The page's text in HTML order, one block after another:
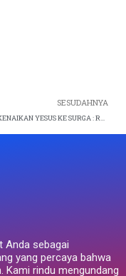
SESUDAHNYA
TUJUAN KENAIKAN YESUS KE SURGA : ROH KUDUS SEBAGAI ELSHADDAI BAGI ORANG PERCAYA – oleh Pdt. J.S. Minandar (Ibadah Kenaikan Tuhan Yesus – Kamis, 14 Mei 2026)
Anda sebagai
yang percaya bahwa
Kami rindu mengundang